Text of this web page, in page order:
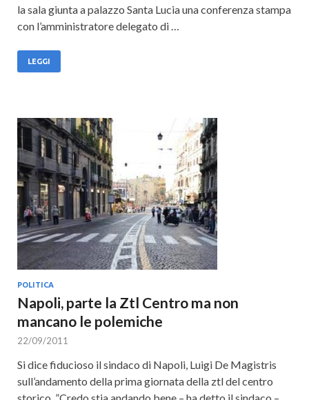
la sala giunta a palazzo Santa Lucia una conferenza stampa
con l’amministratore delegato di …
LEGGI
POLITICA
Napoli, parte la Ztl Centro ma non
mancano le polemiche
22/09/2011
Si dice fiducioso il sindaco di Napoli, Luigi De Magistris
sull’andamento della prima giornata della ztl del centro
storico. ”Credo stia andando bene – ha detto il sindaco –